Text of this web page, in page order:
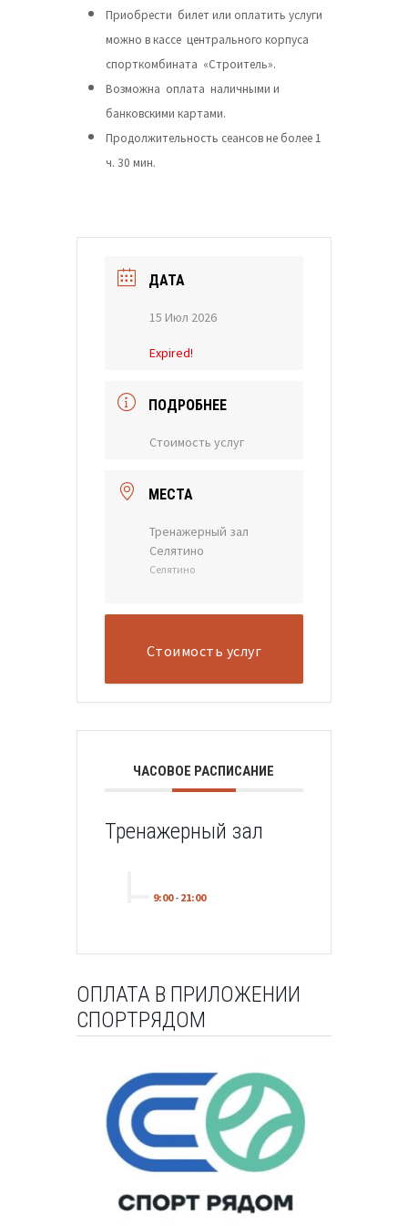
Приобрести билет или оплатить услуги
можно в кассе центрального корпуса
спорткомбината «Строитель».
Возможна оплата наличными и
банковскими картами.
Продолжительность сеансов не более 1
ч. 30 мин.
ДАТА
15 Июл 2026
Expired!
ПОДРОБНЕЕ
Стоимость услуг
МЕСТА
Тренажерный зал
Селятино
Селятино
Стоимость услуг
ЧАСОВОЕ РАСПИСАНИЕ
Тренажерный зал
9:00- 21:00
ОПЛАТА В ПРИЛОЖЕНИИ
СПОРТРЯДОМ